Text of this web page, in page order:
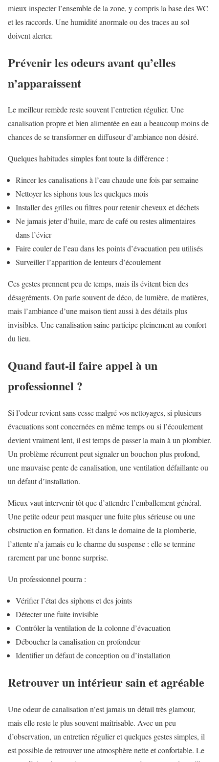
mieux inspecter l’ensemble de la zone, y compris la base des WC
et les raccords. Une humidité anormale ou des traces au sol
doivent alerter.
Prévenir les odeurs avant qu’elles
n’apparaissent
Le meilleur remède reste souvent l’entretien régulier. Une
canalisation propre et bien alimentée en eau a beaucoup moins de
chances de se transformer en diffuseur d’ambiance non désiré.
Quelques habitudes simples font toute la différence :
Rincer les canalisations à l’eau chaude une fois par semaine
Nettoyer les siphons tous les quelques mois
Installer des grilles ou filtres pour retenir cheveux et déchets
Ne jamais jeter d’huile, marc de café ou restes alimentaires
dans l’évier
Faire couler de l’eau dans les points d’évacuation peu utilisés
Surveiller l’apparition de lenteurs d’écoulement
Ces gestes prennent peu de temps, mais ils évitent bien des
désagréments. On parle souvent de déco, de lumière, de matières,
mais l’ambiance d’une maison tient aussi à des détails plus
invisibles. Une canalisation saine participe pleinement au confort
du lieu.
Quand faut-il faire appel à un
professionnel ?
Si l’odeur revient sans cesse malgré vos nettoyages, si plusieurs
évacuations sont concernées en même temps ou si l’écoulement
devient vraiment lent, il est temps de passer la main à un plombier.
Un problème récurrent peut signaler un bouchon plus profond,
une mauvaise pente de canalisation, une ventilation défaillante ou
un défaut d’installation.
Mieux vaut intervenir tôt que d’attendre l’emballement général.
Une petite odeur peut masquer une fuite plus sérieuse ou une
obstruction en formation. Et dans le domaine de la plomberie,
l’attente n’a jamais eu le charme du suspense : elle se termine
rarement par une bonne surprise.
Un professionnel pourra :
Vérifier l’état des siphons et des joints
Détecter une fuite invisible
Contrôler la ventilation de la colonne d’évacuation
Déboucher la canalisation en profondeur
Identifier un défaut de conception ou d’installation
Retrouver un intérieur sain et agréable
Une odeur de canalisation n’est jamais un détail très glamour,
mais elle reste le plus souvent maîtrisable. Avec un peu
d’observation, un entretien régulier et quelques gestes simples, il
est possible de retrouver une atmosphère nette et confortable. Le